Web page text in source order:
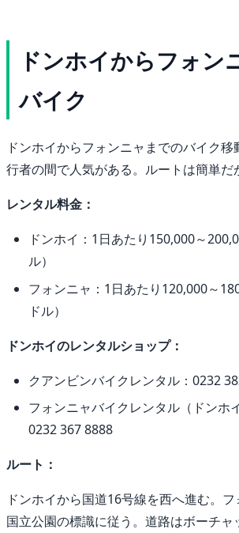
ドンホイからフォン
バイク
ドンホイからフォンニャまでのバイク
行者の間で人気がある。ルートは簡単だ
レンタル料金：
ドンホイ：1日あたり150,000～
ル）
フォンニャ：1日あたり120,000～
ドル）
ドンホイのレンタルショップ：
クアンビンバイクレンタル：0232
フォンニャバイクレンタル（ドンホ
0232 367 8888
ルート：
ドンホイから国道16号線を西へ進む。
国立公園の標識に従う。道路はボーチャ